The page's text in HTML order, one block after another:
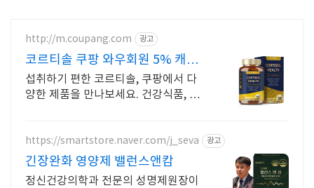
http://m.coupang.com 광고
코르티솔 쿠팡 와우회원 5% 캐시
적립
섭취하기 편한 코르티솔, 쿠팡에서 다
양한 제품을 만나보세요. 건강식품, 활
https://smartstore.naver.com/j_seva 광고
긴장완화 영양제 밸런스앤캄
정신건강의학과 전문의 성명제원장이